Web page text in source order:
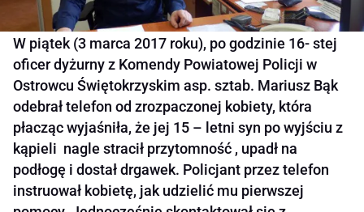
W piątek (3 marca 2017 roku), po godzinie 16- stej
oficer dyżurny z Komendy Powiatowej Policji w
Ostrowcu Świętokrzyskim asp. sztab. Mariusz Bąk
odebrał telefon od zrozpaczonej kobiety, która
płacząc wyjaśniła, że jej 15 – letni syn po wyjściu z
kąpieli nagle stracił przytomność , upadł na
podłogę i dostał drgawek. Policjant przez telefon
instruował kobietę, jak udzielić mu pierwszej